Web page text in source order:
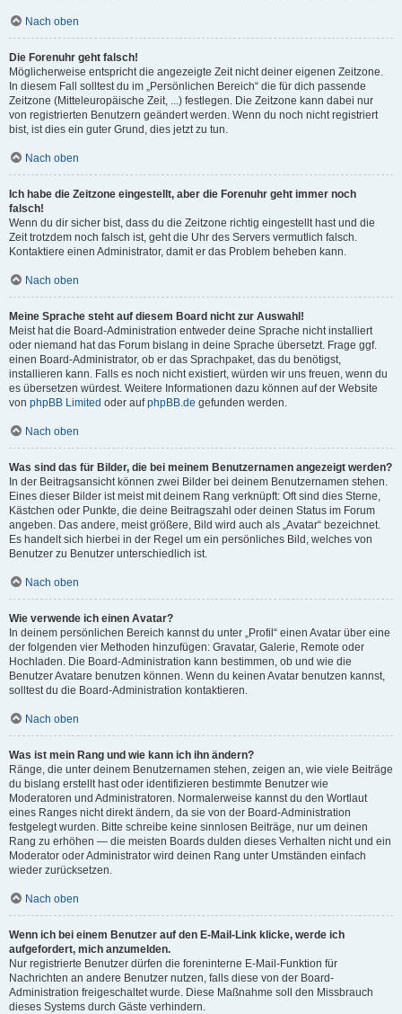
Nach oben
Die Forenuhr geht falsch!
Möglicherweise entspricht die angezeigte Zeit nicht deiner eigenen Zeitzone.
In diesem Fall solltest du im „Persönlichen Bereich“ die für dich passende
Zeitzone (Mitteleuropäische Zeit, ...) festlegen. Die Zeitzone kann dabei nur
von registrierten Benutzern geändert werden. Wenn du noch nicht registriert
bist, ist dies ein guter Grund, dies jetzt zu tun.
Nach oben
Ich habe die Zeitzone eingestellt, aber die Forenuhr geht immer noch
falsch!
Wenn du dir sicher bist, dass du die Zeitzone richtig eingestellt hast und die
Zeit trotzdem noch falsch ist, geht die Uhr des Servers vermutlich falsch.
Kontaktiere einen Administrator, damit er das Problem beheben kann.
Nach oben
Meine Sprache steht auf diesem Board nicht zur Auswahl!
Meist hat die Board-Administration entweder deine Sprache nicht installiert
oder niemand hat das Forum bislang in deine Sprache übersetzt. Frage ggf.
einen Board-Administrator, ob er das Sprachpaket, das du benötigst,
installieren kann. Falls es noch nicht existiert, würden wir uns freuen, wenn du
es übersetzen würdest. Weitere Informationen dazu können auf der Website
von phpBB Limited oder aufphpBB.de gefunden werden.
Nach oben
Was sind das für Bilder, die bei meinem Benutzernamen angezeigt werden?
In der Beitragsansicht können zwei Bilder bei deinem Benutzernamen stehen.
Eines dieser Bilder ist meist mit deinem Rang verknüpft: Oft sind dies Sterne,
Kästchen oder Punkte, die deine Beitragszahl oder deinen Status im Forum
angeben. Das andere, meist größere, Bild wird auch als „Avatar“ bezeichnet.
Es handelt sich hierbei in der Regel um ein persönliches Bild, welches von
Benutzer zu Benutzer unterschiedlich ist.
Nach oben
Wie verwende ich einen Avatar?
In deinem persönlichen Bereich kannst du unter „Profil“ einen Avatar über eine
der folgenden vier Methoden hinzufügen: Gravatar, Galerie, Remote oder
Hochladen. Die Board-Administration kann bestimmen, ob und wie die
Benutzer Avatare benutzen können. Wenn du keinen Avatar benutzen kannst,
solltest du die Board-Administration kontaktieren.
Nach oben
Was ist mein Rang und wie kann ich ihn ändern?
Ränge, die unter deinem Benutzernamen stehen, zeigen an, wie viele Beiträge
du bislang erstellt hast oder identifizieren bestimmte Benutzer wie
Moderatoren und Administratoren. Normalerweise kannst du den Wortlaut
eines Ranges nicht direkt ändern, da sie von der Board-Administration
festgelegt wurden. Bitte schreibe keine sinnlosen Beiträge, nur um deinen
Rang zu erhöhen — die meisten Boards dulden dieses Verhalten nicht und ein
Moderator oder Administrator wird deinen Rang unter Umständen einfach
wieder zurücksetzen.
Nach oben
Wenn ich bei einem Benutzer auf den E-Mail-Link klicke, werde ich
aufgefordert, mich anzumelden.
Nur registrierte Benutzer dürfen die foreninterne E-Mail-Funktion für
Nachrichten an andere Benutzer nutzen, falls diese von der Board-
Administration freigeschaltet wurde. Diese Maßnahme soll den Missbrauch
dieses Systems durch Gäste verhindern.